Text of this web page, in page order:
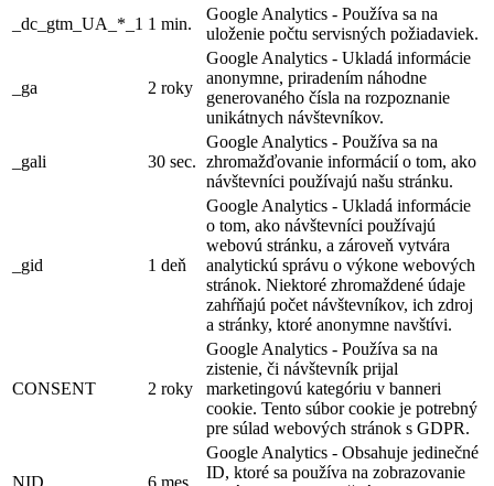
_dc_gtm_UA_*_1 1 min.
Google Analytics - Používa sa na
uloženie počtu servisných požiadaviek.
_ga 2 roky
Google Analytics - Ukladá informácie
anonymne, priradením náhodne
generovaného čísla na rozpoznanie
unikátnych návštevníkov.
_gali 30 sec.
Google Analytics - Používa sa na
zhromažďovanie informácií o tom, ako
návštevníci používajú našu stránku.
_gid 1 deň
Google Analytics - Ukladá informácie
o tom, ako návštevníci používajú
webovú stránku, a zároveň vytvára
analytickú správu o výkone webových
stránok. Niektoré zhromaždené údaje
zahŕňajú počet návštevníkov, ich zdroj
a stránky, ktoré anonymne navštívi.
CONSENT 2 roky
Google Analytics - Používa sa na
zistenie, či návštevník prijal
marketingovú kategóriu v banneri
cookie. Tento súbor cookie je potrebný
pre súlad webových stránok s GDPR.
NID 6 mes.
Google Analytics - Obsahuje jedinečné
ID, ktoré sa používa na zobrazovanie